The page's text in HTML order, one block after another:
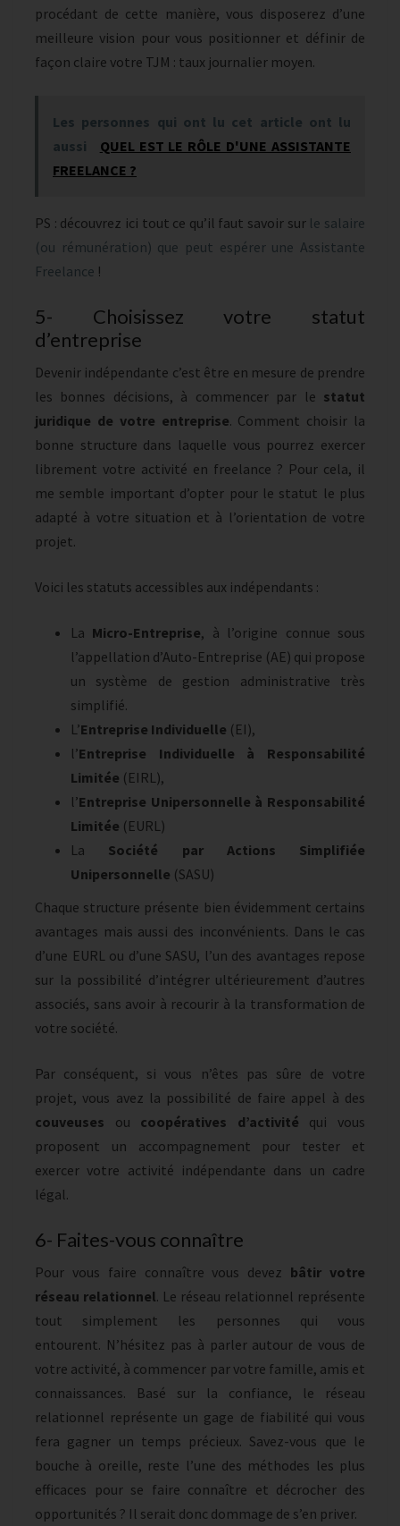
procédant de cette manière, vous disposerez d’une
meilleure vision pour vous positionner et définir de
façon claire votre TJM : taux journalier moyen.
Les personnes qui ont lu cet article ont lu
aussi
QUEL EST LE RÔLE D'UNE ASSISTANTE
FREELANCE ?
PS : découvrez ici tout ce qu’il faut savoir sur le salaire
(ou rémunération) que peut espérer une Assistante
Freelance !
5- Choisissez votre statut
d’entreprise
Devenir indépendante c’est être en mesure de prendre
les bonnes décisions, à commencer par le statut
juridique de votre entreprise. Comment choisir la
bonne structure dans laquelle vous pourrez exercer
librement votre activité en freelance ? Pour cela, il
me semble important d’opter pour le statut le plus
adapté à votre situation et à l’orientation de votre
projet.
Voici les statuts accessibles aux indépendants :
La Micro-Entreprise, à l’origine connue sous
l’appellation d’Auto-Entreprise (AE) qui propose
un système de gestion administrative très
simplifié.
L’Entreprise Individuelle (EI),
l’Entreprise Individuelle à Responsabilité
Limitée (EIRL),
l’Entreprise Unipersonnelle à Responsabilité
Limitée (EURL)
La Société par Actions Simplifiée
Unipersonnelle (SASU)
Chaque structure présente bien évidemment certains
avantages mais aussi des inconvénients. Dans le cas
d’une EURL ou d’une SASU, l’un des avantages repose
sur la possibilité d’intégrer ultérieurement d’autres
associés, sans avoir à recourir à la transformation de
votre société.
Par conséquent, si vous n’êtes pas sûre de votre
projet, vous avez la possibilité de faire appel à des
couveuses ou coopératives d’activité qui vous
proposent un accompagnement pour tester et
exercer votre activité indépendante dans un cadre
légal.
6- Faites-vous connaître
Pour vous faire connaître vous devez bâtir votre
réseau relationnel. Le réseau relationnel représente
tout simplement les personnes qui vous
entourent. N’hésitez pas à parler autour de vous de
votre activité, à commencer par votre famille, amis et
connaissances. Basé sur la confiance, le réseau
relationnel représente un gage de fiabilité qui vous
fera gagner un temps précieux. Savez-vous que le
bouche à oreille, reste l’une des méthodes les plus
efficaces pour se faire connaître et décrocher des
opportunités ? Il serait donc dommage de s’en priver.